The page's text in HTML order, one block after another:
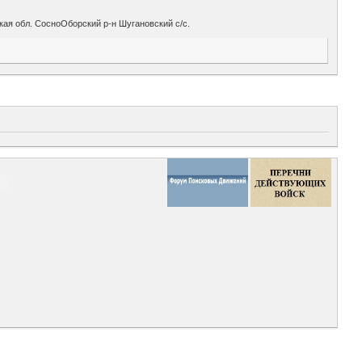
обл. СосноОборский р-н Шугановский с/с.